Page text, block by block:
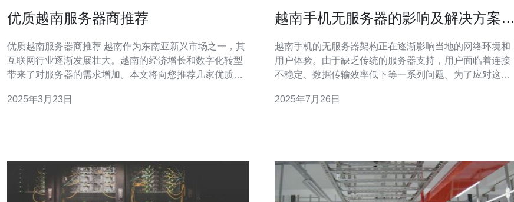
优质越南服务器商推荐
优质越南服务器商推荐 越南作为东南亚新兴市场之一，其
互联网行业逐渐发展壮大。越南的经济增长和数字化转型
带来了对服务器的需求增加。本文将向您推荐几家优质的
础设施。 ABC服务器商是越南领先的服务器提供商之一。
2025年3月23日
越南手机无服务器的影响及解决方案探
越南手机的无服务器架构正在逐渐影响当地的网络环境和
用户体验。由于缺乏传统的服务器支持，用户面临着连接
不稳定、数据传输效率低下等一系列问题。为了应对这些
提供的服务正是其中一种值得考虑的选择。 无服务器架构
2025年7月26日